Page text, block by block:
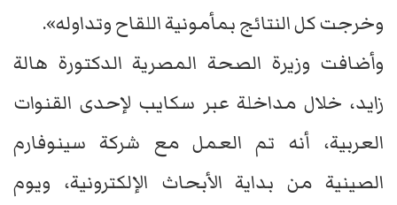
وخرجت كل النتائج بمأمونية اللقاح وتداوله».
وأضافت وزيرة الصحة المصرية الدكتورة هالة
زايد، خلال مداخلة عبر سكايب لإحدى القنوات
العربية، أنه تم العمل مع شركة سينوفارم
الصينية من بداية الأبحاث الإلكترونية، ويوم